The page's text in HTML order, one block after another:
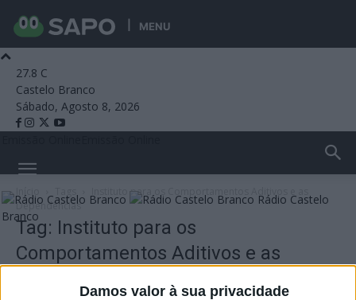
MENU
Damos valor à sua privacidade
27.8 C
Castelo Branco
Sábado, Agosto 8, 2026
Rádio Castelo
Branco
Instituto para os Comportamentos Aditivos e as
Dependências
Tag: Instituto para os
Comportamentos Aditivos e as